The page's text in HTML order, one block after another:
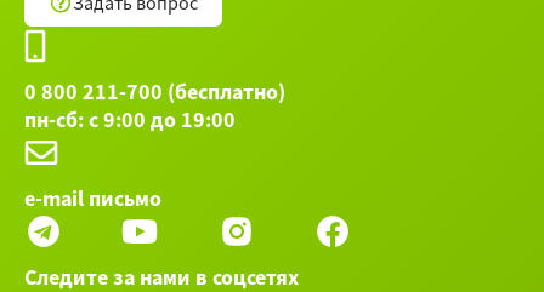
0 800 211-700 (бесплатно)
пн-сб: с 9:00 до 19:00
e-mail письмо
Следите за нами в соцсетях